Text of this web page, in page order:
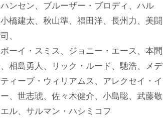
ンセン、ブルーザー・ブロディ、ハル
橋建太、秋山準、福田洋、長州力、美闘
、
ーイ・スミス、ジョニー・エース、本間
相島勇人、リック・ルード、馳浩、メデ
ィーブ・ウィリアムス、アレクセイ・イ
、世志琥、佐々木健介、小島聡、武藤敬
ル、サルマン・ハシミコフ